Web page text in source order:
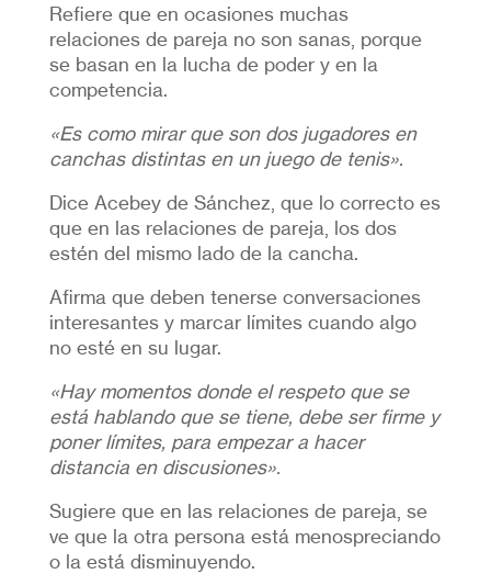
Refiere que en ocasiones muchas
relaciones de pareja no son sanas, porque
se basan en la lucha de poder y en la
competencia.
«Es como mirar que son dos jugadores en
canchas distintas en un juego de tenis».
Dice Acebey de Sánchez, que lo correcto es
que en las relaciones de pareja, los dos
estén del mismo lado de la cancha.
Afirma que deben tenerse conversaciones
interesantes y marcar límites cuando algo
no esté en su lugar.
«Hay momentos donde el respeto que se
está hablando que se tiene, debe ser firme y
poner límites, para empezar a hacer
distancia en discusiones».
Sugiere que en las relaciones de pareja, se
ve que la otra persona está menospreciando
o la está disminuyendo.